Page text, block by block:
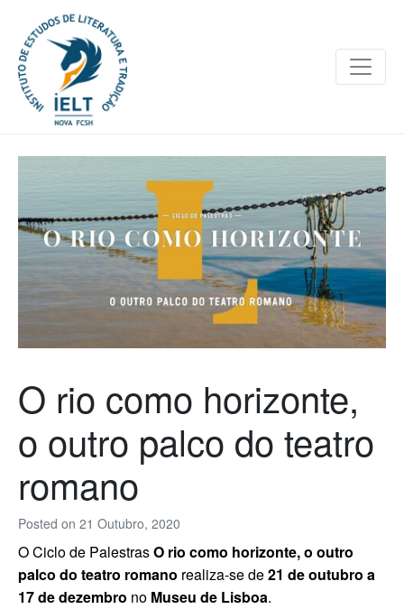
Posted on 21 Outubro, 2020
O rio como horizonte,
o outro palco do teatro
romano
O Ciclo de PalestrasO rio como horizonte, o outro
palco do teatro romano realiza-se de21 de outubro a
17 de dezembro no Museu de Lisboa.